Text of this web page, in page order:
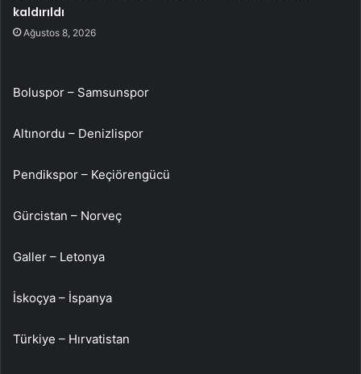
kaldırıldı
Ağustos 8, 2026
Boluspor – Samsunspor
Altınordu – Denizlispor
Pendikspor – Keçiörengücü
Gürcistan – Norveç
Galler – Letonya
İskoçya – İspanya
Türkiye – Hırvatistan